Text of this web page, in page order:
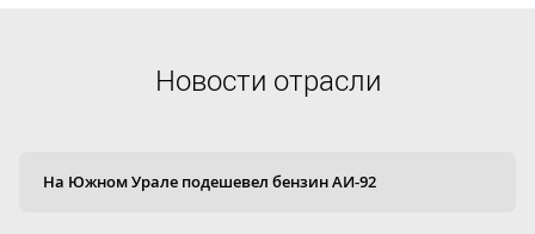
Новости отрасли
На Южном Урале подешевел бензин АИ-92